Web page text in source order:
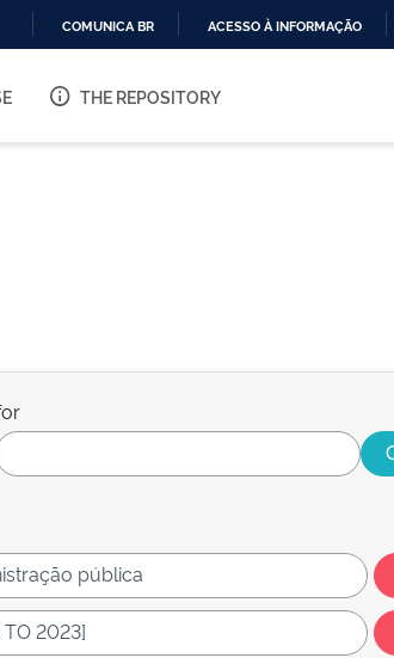
O
COMUNICA BR ACESSO À INFORMAÇÃO
THE REPOSITORY